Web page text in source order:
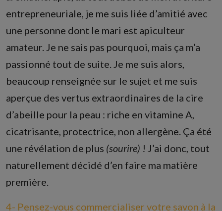
entrepreneuriale, je me suis liée d’amitié avec
une personne dont le mari est apiculteur
amateur. Je ne sais pas pourquoi, mais ça m’a
passionné tout de suite. Je me suis alors,
beaucoup renseignée sur le sujet et me suis
aperçue des vertus extraordinaires de la cire
d’abeille pour la peau : riche en vitamine A,
cicatrisante, protectrice, non allergène. Ça été
une révélation de plus (sourire) ! J’ai donc, tout
naturellement décidé d’en faire ma matière
première.
4- Pensez-vous commercialiser votre savon à la